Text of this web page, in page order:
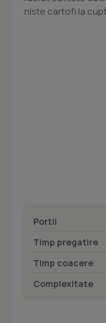
niste cartofi la
Portii
Timp pregatire
Timp coacere
Complexitate